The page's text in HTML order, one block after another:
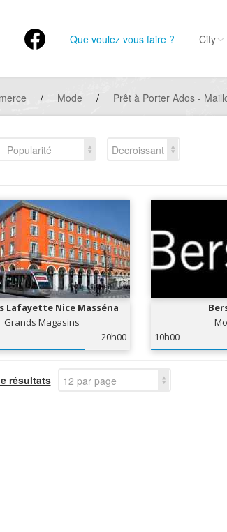
Que voulez vous faire ? City
/ Mode / Prêt à Porter Ados -
Popularité
Decroissant
Lafayette Nice Masséna
Grands Magasins
20h00
10h00
résultats 12 par page